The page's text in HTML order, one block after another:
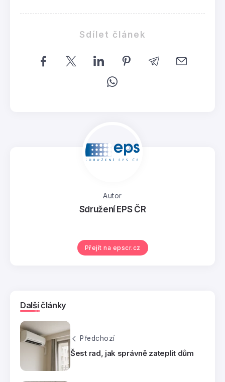
Sdílet článek
Autor
Sdružení EPS ČR
Přejít na epscr.cz
Další články
Předchozí
Šest rad, jak správně zateplit dům